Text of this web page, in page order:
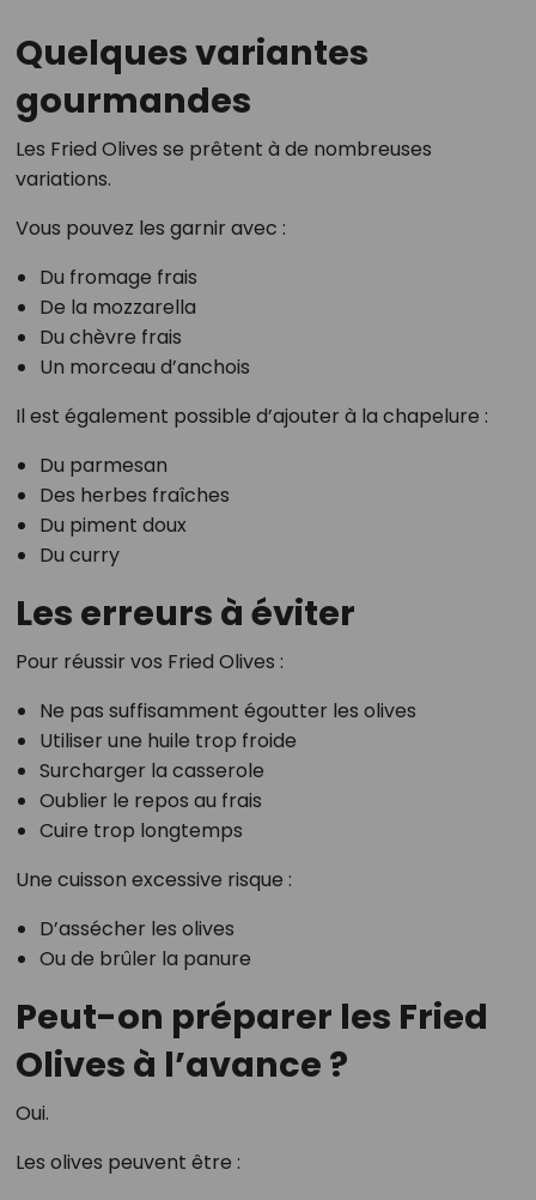
Quelques variantes
gourmandes
Les Fried Olives se prêtent à de nombreuses
variations.
Vous pouvez les garnir avec :
Du fromage frais
De la mozzarella
Du chèvre frais
Un morceau d’anchois
Il est également possible d’ajouter à la chapelure :
Du parmesan
Des herbes fraîches
Du piment doux
Du curry
Les erreurs à éviter
Pour réussir vos Fried Olives :
Ne pas suffisamment égoutter les olives
Utiliser une huile trop froide
Surcharger la casserole
Oublier le repos au frais
Cuire trop longtemps
Une cuisson excessive risque :
D’assécher les olives
Ou de brûler la panure
Peut-on préparer les Fried
Olives à l’avance ?
Oui.
Les olives peuvent être :